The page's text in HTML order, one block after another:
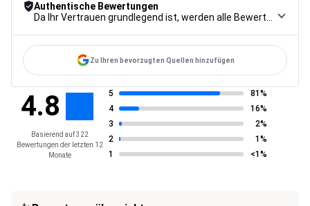
Authentische Bewertungen
Zu Ihren bevorzugten Quellen hinzufügen
4.8
Basierend auf 322
Bewertungen der letzten 12
Monate
5
81%
4
16%
3
2%
2
1%
1
<1%